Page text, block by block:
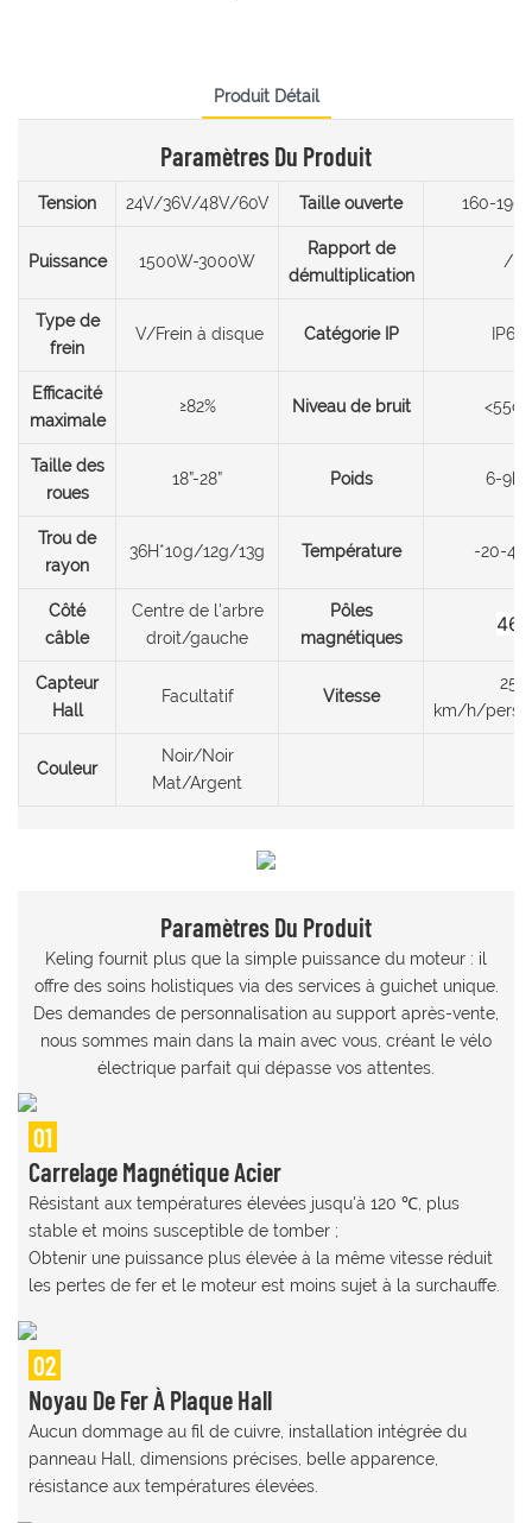
Produit Détail
Paramètres Du Produit
Tension 24V/36V/48V/60V Taille ouverte 160-
Puissance 1500W-3000W
Rapport de
démultiplication
/
Type de
frein
V/Frein à disque Catégorie IP IP65
Efficacité
maximale
≥82% Niveau de bruit <55db
Taille des
roues
18”-28” Poids 6-9kg
Trou de
rayon
36H*10g/12g/13g Température -20-
Côté
câble
Centre de l'arbre
droit/gauche
Pôles
magnétiques
46
Capteur
Hall
Facultatif Vitesse
25
km/h/
Couleur
Noir/Noir
Mat/Argent
Paramètres Du Produit
Keling fournit plus que la simple puissance du moteur : il
offre des soins holistiques via des services à guichet unique.
Des demandes de personnalisation au support après-vente,
nous sommes main dans la main avec vous, créant le vélo
électrique parfait qui dépasse vos attentes.
01
Carrelage Magnétique Acier
Résistant aux températures élevées jusqu'à 120 ℃, plus
stable et moins susceptible de tomber ;
Obtenir une puissance plus élevée à la même vitesse réduit
les pertes de fer et le moteur est moins sujet à la surchauffe.
02
Noyau De Fer À Plaque Hall
Aucun dommage au fil de cuivre, installation intégrée du
panneau Hall, dimensions précises, belle apparence,
résistance aux températures élevées.